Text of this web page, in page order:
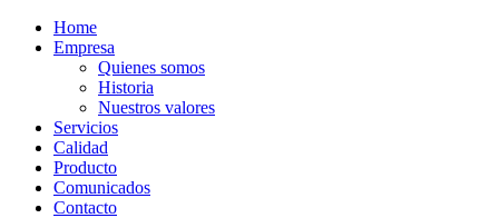
Home
Empresa
Quienes somos
Historia
Nuestros valores
Servicios
Calidad
Producto
Comunicados
Contacto